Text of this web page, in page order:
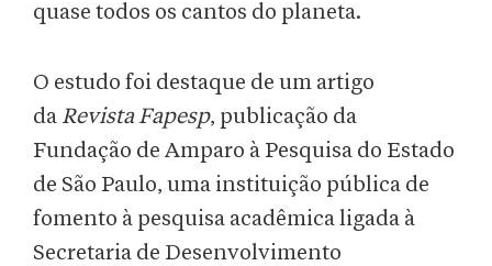
quase todos os cantos do planeta.
O estudo foi destaque de um artigo
daRevista Fapesp, publicação da
Fundação de Amparo à Pesquisa do Estado
de São Paulo, uma instituição pública de
fomento à pesquisa acadêmica ligada à
Secretaria de Desenvolvimento